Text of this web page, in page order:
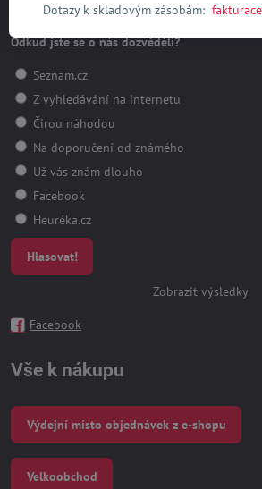
Anketa
Odkud jste se o nás dozvěděli?
Seznam.cz
Z vyhledávání na internetu
Čirou náhodou
Na doporučení od známého
Už vás znám dlouho
Facebook
Heuréka.cz
Hlasovat!
Zobrazit výsledky
Facebook
Vše k nákupu
Výdejní místo objednávek z e-shopu
Velkoobchod
Dotazy k skladovým zásobám: